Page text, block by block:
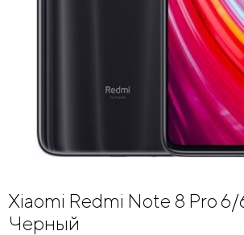
Xiaomi Redmi Note 8 Pro
Черный